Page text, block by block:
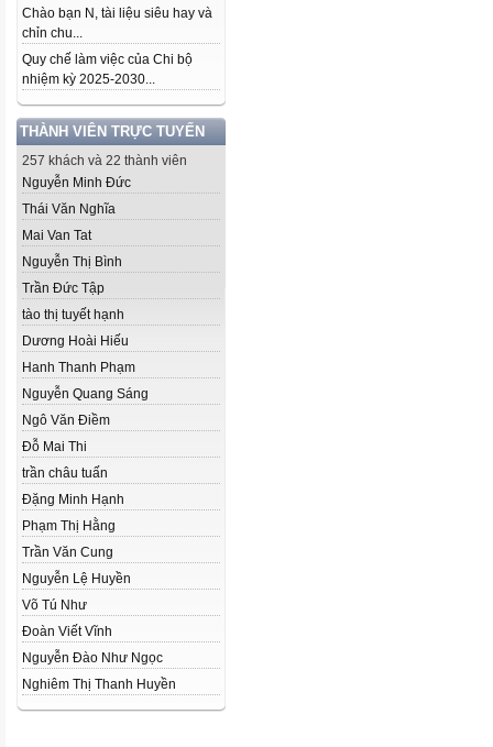
Chào bạn N, tài liệu siêu hay và
chỉn chu...
Quy chế làm việc của Chi bộ
nhiệm kỳ 2025-2030...
THÀNH VIÊN TRỰC TUYẾN
257 khách và 22 thành viên
Nguyễn Minh Đức
Thái Văn Nghĩa
Mai Van Tat
Nguyễn Thị Bình
Trần Đức Tập
tào thị tuyết hạnh
Dương Hoài Hiếu
Hanh Thanh Phạm
Nguyễn Quang Sáng
Ngô Văn Điềm
Đỗ Mai Thi
trần châu tuấn
Đặng Minh Hạnh
Phạm Thị Hằng
Trần Văn Cung
Nguyễn Lệ Huyền
Võ Tú Như
Đoàn Viết Vĩnh
Nguyễn Đào Như Ngọc
Nghiêm Thị Thanh Huyền